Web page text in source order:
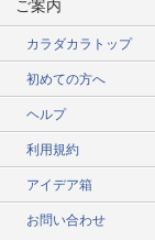
ご案内
カラダカラトップ
初めての方へ
ヘルプ
利用規約
アイデア箱
お問い合わせ